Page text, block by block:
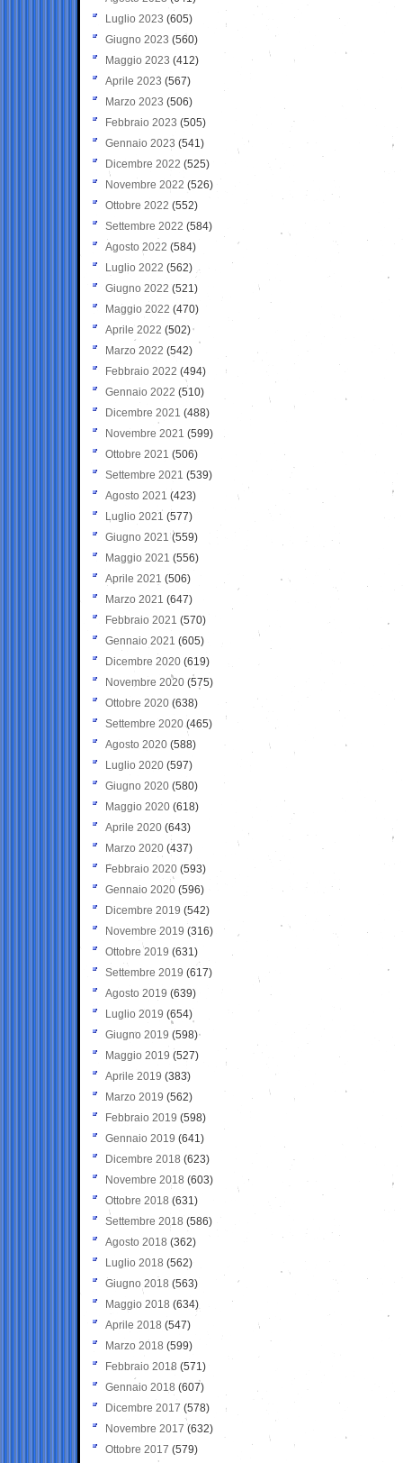
Luglio 2023 (605)
Giugno 2023 (560)
Maggio 2023 (412)
Aprile 2023 (567)
Marzo 2023 (506)
Febbraio 2023 (505)
Gennaio 2023 (541)
Dicembre 2022 (525)
Novembre 2022 (526)
Ottobre 2022 (552)
Settembre 2022 (584)
Agosto 2022 (584)
Luglio 2022 (562)
Giugno 2022 (521)
Maggio 2022 (470)
Aprile 2022 (502)
Marzo 2022 (542)
Febbraio 2022 (494)
Gennaio 2022 (510)
Dicembre 2021 (488)
Novembre 2021 (599)
Ottobre 2021 (506)
Settembre 2021 (539)
Agosto 2021 (423)
Luglio 2021 (577)
Giugno 2021(559)
Maggio 2021 (556)
Aprile 2021 (506)
Marzo 2021 (647)
Febbraio 2021 (570)
Gennaio 2021 (605)
Dicembre 2020 (619)
Novembre 2020 (575)
Ottobre 2020 (638)
Settembre 2020(465)
Agosto 2020 (588)
Luglio 2020 (597)
Giugno 2020 (580)
Maggio 2020 (618)
Aprile 2020 (643)
Marzo 2020 (437)
Febbraio 2020 (593)
Gennaio 2020 (596)
Dicembre 2019 (542)
Novembre 2019 (316)
Ottobre 2019 (631)
Settembre 2019 (617)
Agosto 2019 (639)
Luglio 2019 (654)
Giugno 2019 (598)
Maggio 2019 (527)
Aprile 2019 (383)
Marzo 2019 (562)
Febbraio 2019 (598)
Gennaio 2019 (641)
Dicembre 2018 (623)
Novembre 2018 (603)
Ottobre 2018 (631)
Settembre 2018 (586)
Agosto 2018 (362)
Luglio 2018 (562)
Giugno 2018 (563)
Maggio 2018 (634)
Aprile 2018 (547)
Marzo 2018 (599)
Febbraio 2018 (571)
Gennaio 2018 (607)
Dicembre 2017 (578)
Novembre 2017 (632)
Ottobre 2017 (579)